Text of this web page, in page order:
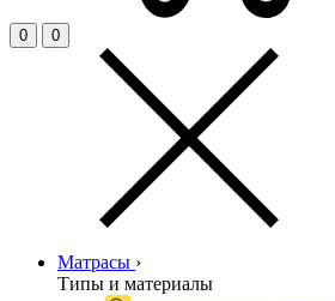
0 0
Матрасы ›
Типы и материалы